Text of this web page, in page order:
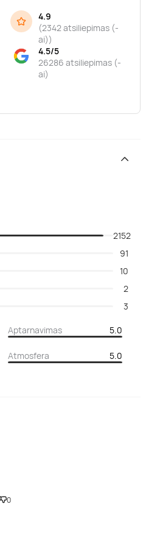
4.9
(2342 atsiliepimas (-
ai))
4.5/5
26286 atsiliepimas (-
ai)
2152
91
10
2
3
Aptarnavimas 5.0
Atmosfera 5.0
0